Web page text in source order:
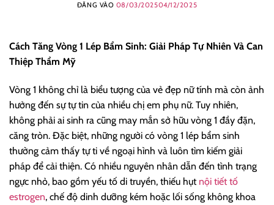
ĐĂNG VÀO 08/03/202504/12/2025
Cách Tăng Vòng 1 Lép Bẩm Sinh: Giải Pháp Tự Nhiên Và Can
Thiệp Thẩm Mỹ
Vòng 1 không chỉ là biểu tượng của vẻ đẹp nữ tính mà còn ảnh
hưởng đến sự tự tin của nhiều chị em phụ nữ. Tuy nhiên,
không phải ai sinh ra cũng may mắn sở hữu vòng 1 đầy đặn,
căng tròn. Đặc biệt, những người có vòng 1 lép bẩm sinh
thường cảm thấy tự ti về ngoại hình và luôn tìm kiếm giải
pháp để cải thiện. Có nhiều nguyên nhân dẫn đến tình trạng
ngực nhỏ, bao gồm yếu tố di truyền, thiếu hụt nội tiết tố
estrogen, chế độ dinh dưỡng kém hoặc lối sống không khoa